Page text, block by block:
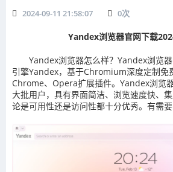
2024-09-11 21:58:07 0次
Yandex浏览器官网下载
Yandex浏览器怎么样？Yandex浏览
引擎Yandex，基于Chromium深度定制免
Chrome、Opera扩展插件。Yandex浏览
大批用户，具有界面简洁、浏览速度快、
论是可用性还是访问性都十分优秀。有需要